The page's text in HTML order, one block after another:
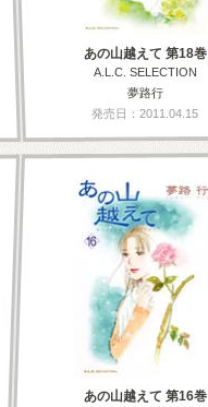
あの山越えて 第18巻
A.L.C. SELECTION
夢路行
発売日：2011.04.15
あの山越えて 第16巻